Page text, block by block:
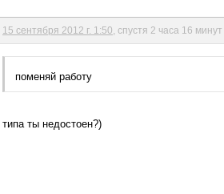
15 сентября 2012 г. 1:50 , спустя 2 часа 16
поменяй работу
типа ты недостоен?)